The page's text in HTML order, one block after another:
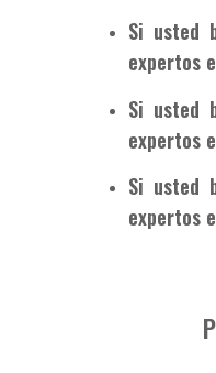
Si usted
expertos
Si usted
expertos
Si usted
expertos